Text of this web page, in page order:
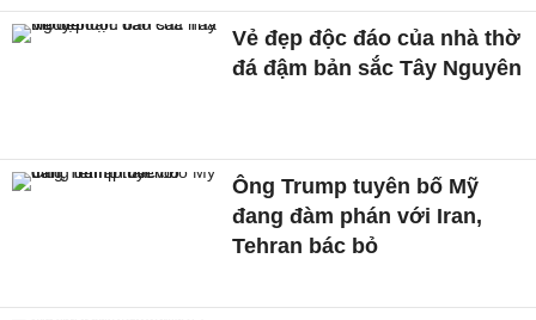
Vẻ đẹp độc đáo của nhà thờ
đá đậm bản sắc Tây Nguyên
Ông Trump tuyên bố Mỹ
đang đàm phán với Iran,
Tehran bác bỏ